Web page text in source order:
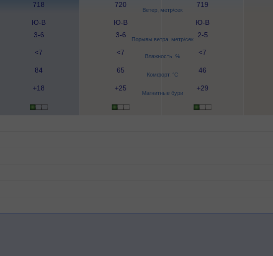
Ветер, метр/сек
Порывы ветра, метр/сек
Влажность, %
Комфорт, °C
Магнитные бури
718 720 719
Ю-В
3-6
Ю-В
3-6
Ю-В
2-5
<7 <7 <7
84 65 46
+18 +25 +29